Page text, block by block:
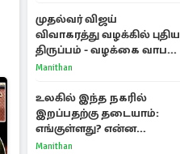
முதல்வர் விஜய்
விவாகரத்து வழக்கில் புதிய
திருப்பம் - வழக்கை வாபஸ்
பெற்ற சங்கீதா!
Manithan
உலகில் இந்த நகரில்
இறப்பதற்கு தடையாம்:
எங்குள்ளது? என்ன
காரணம் தெரியுமா?
Manithan